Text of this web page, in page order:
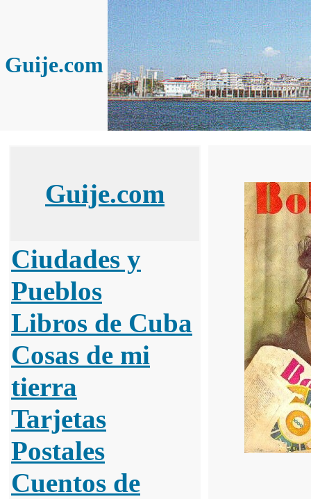
Guije.com
Guije.com
Ciudades y
Pueblos
Libros de Cuba
Cosas de mi
tierra
Tarjetas
Postales
Cuentos de